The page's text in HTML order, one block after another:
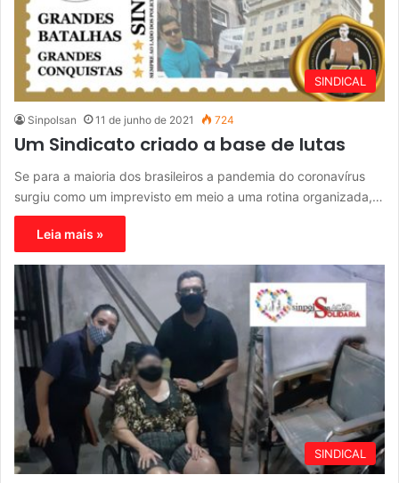
SINDICAL
Sinpolsan 11 de junho de 2021 724
Um Sindicato criado a base de lutas
Se para a maioria dos brasileiros a pandemia do coronavírus
surgiu como um imprevisto em meio a uma rotina organizada,…
Leia mais »
SINDICAL